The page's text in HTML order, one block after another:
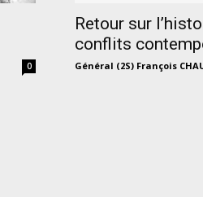
0
Retour sur
conflits
Général (2S) François